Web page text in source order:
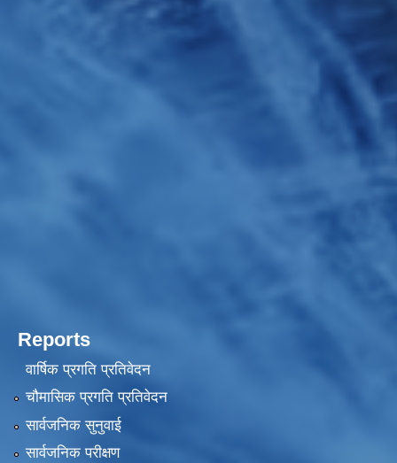
Reports
वार्षिक प्रगति प्रतिवेदन
चौमासिक प्रगति प्रतिवेदन
सार्वजनिक सुनुवाई
सार्वजनिक परीक्षण